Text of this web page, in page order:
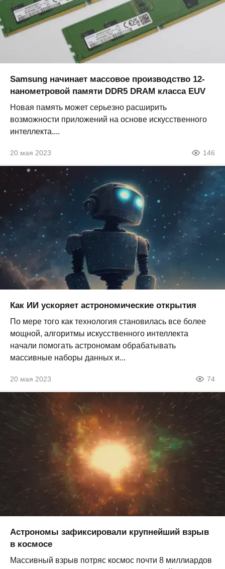
Samsung начинает массовое производство 12-
нанометровой памяти DDR5 DRAM класса EUV
Новая память может серьезно расширить
возможности приложений на основе искусственного
интеллекта....
20 мая 2023 146
Как ИИ ускоряет астрономические открытия
По мере того как технология становилась все более
мощной, алгоритмы искусственного интеллекта
начали помогать астрономам обрабатывать
массивные наборы данных и...
20 мая 2023 74
Астрономы зафиксировали крупнейший взрыв
в космосе
Массивный взрыв потряс космос почти 8 миллиардов